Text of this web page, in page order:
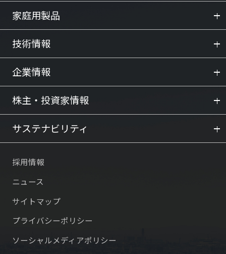
家庭用製品
技術情報
企業情報
株主・投資家情報
サステナビリティ
採用情報
ニュース
サイトマップ
プライバシーポリシー
ソーシャルメディアポリシー